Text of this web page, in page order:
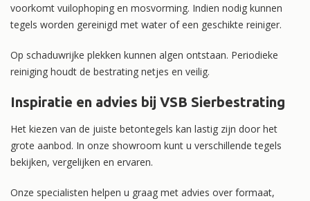
voorkomt vuilophoping en mosvorming. Indien nodig kunnen
tegels worden gereinigd met water of een geschikte reiniger.
Op schaduwrijke plekken kunnen algen ontstaan. Periodieke
reiniging houdt de bestrating netjes en veilig.
Inspiratie en advies bij VSB Sierbestrating
Het kiezen van de juiste betontegels kan lastig zijn door het
grote aanbod. In onze showroom kunt u verschillende tegels
bekijken, vergelijken en ervaren.
Onze specialisten helpen u graag met advies over formaat,